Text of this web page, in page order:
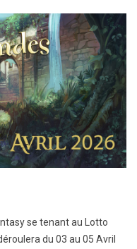
se tenant au Lotto
du 03 au 05 Avril